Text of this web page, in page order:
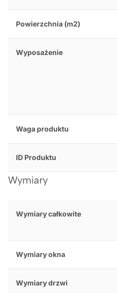
Powierzchnia (m2)
Wyposażenie
Waga produktu
ID Produktu
Wymiary
Wymiary całkowite
Wymiary okna
Wymiary drzwi